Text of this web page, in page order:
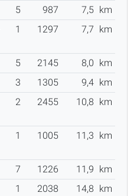
5 987 7,5 km
1 1297 7,7 km
5 2145 8,0 km
3 1305 9,4 km
2 2455 10,8 km
1 1005 11,3 km
7 1226 11,9 km
1 2038 14,8 km